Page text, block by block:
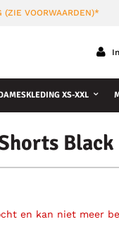
(ZIE VOORWAARDEN)*
XS-XXL
Black
en kan niet meer